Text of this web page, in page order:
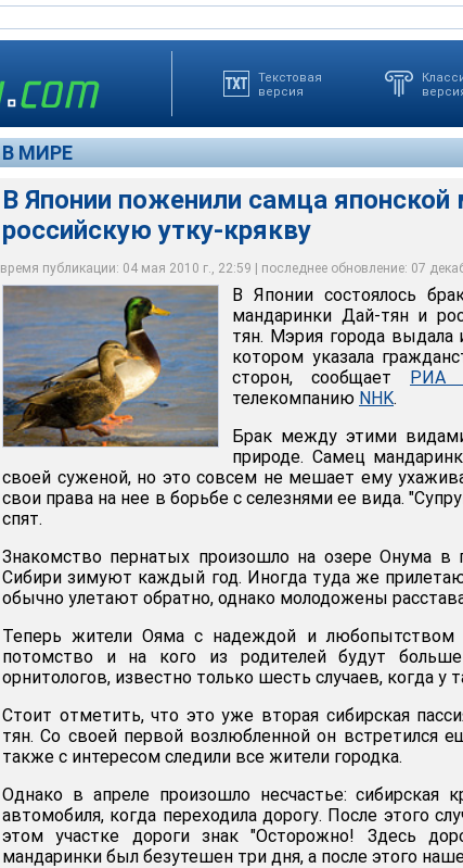
Текстовая
версия
В МИРЕ
В Японии поженили самца японской
российскую утку-крякву
время публикации: 04 мая 2010 г., 22:59 | последнее обновление: 07
В Японии состоялось бракосочетание самца японской
российской утки-кряквы Мако-тян
Wikipedia
В Японии состоялось
мандаринки Дай-тян и
тян. Мэрия города выдала
котором указала
сторон, сообщает РИА
телекомпанию NHK.
Брак между этими
природе. Самец
своей суженой, но это совсем не мешает ему
свои права на нее в борьбе с селезнями ее вида.
спят.
Знакомство пернатых произошло на озере Онума
Сибири зимуют каждый год. Иногда туда же
обычно улетают обратно, однако молодожены
Теперь жители Ояма с надеждой и любопытством
потомство и на кого из родителей будут
орнитологов, известно только шесть случаев, когда у
Стоит отметить, что это уже вторая сибирская
тян. Со своей первой возлюбленной он встретился
также с интересом следили все жители городка.
Однако в апреле произошло несчастье: сибирская
автомобиля, когда переходила дорогу. После этого
этом участке дороги знак "Осторожно! Здесь
мандаринки был безутешен три дня, а после этого